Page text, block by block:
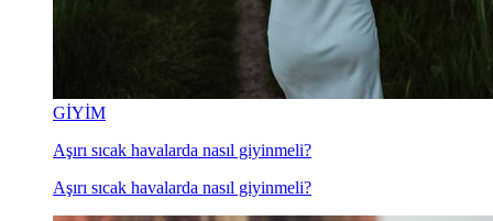
GİYİM
Aşırı sıcak havalarda nasıl giyinmeli?
Aşırı sıcak havalarda nasıl giyinmeli?